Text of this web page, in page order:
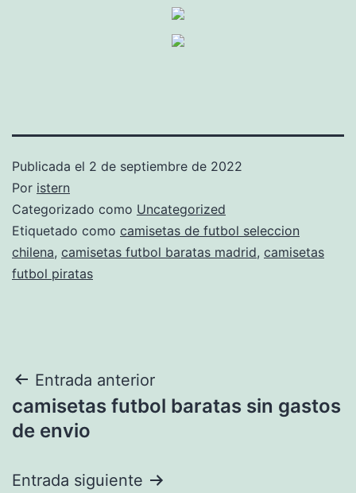
Publicada el 2 de septiembre de 2022
Por istern
Categorizado como Uncategorized
Etiquetado como camisetas de futbol seleccion
chilena, camisetas futbol baratas madrid, camisetas
futbol piratas
Navegación
de
Entrada anterior
camisetas futbol baratas sin gastos
de envio
Entrada siguiente